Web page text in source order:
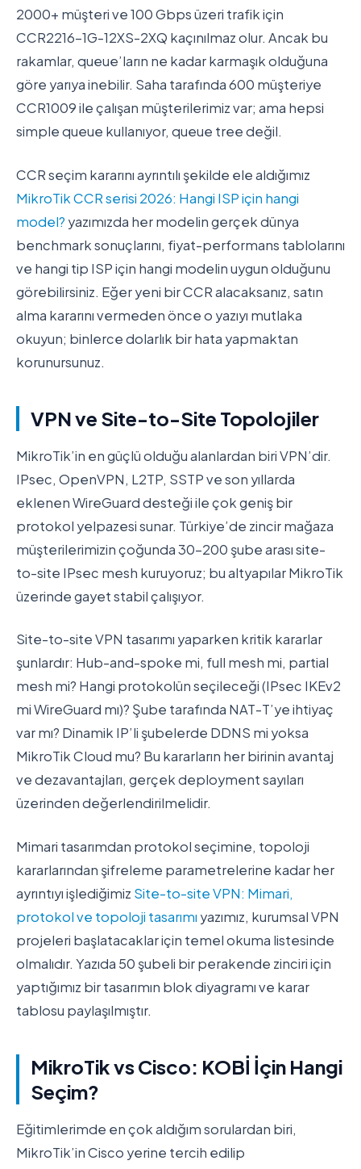
2000+ müşteri ve 100 Gbps üzeri trafik için
CCR2216-1G-12XS-2XQ kaçınılmaz olur. Ancak bu
rakamlar, queue’ların ne kadar karmaşık olduğuna
göre yarıya inebilir. Saha tarafında 600 müşteriye
CCR1009 ile çalışan müşterilerimiz var; ama hepsi
simple queue kullanıyor, queue tree değil.
CCR seçim kararını ayrıntılı şekilde ele aldığımız
MikroTik CCR serisi 2026: Hangi ISP için hangi
model? yazımızda her modelin gerçek dünya
benchmark sonuçlarını, fiyat-performans tablolarını
ve hangi tip ISP için hangi modelin uygun olduğunu
görebilirsiniz. Eğer yeni bir CCR alacaksanız, satın
alma kararını vermeden önce o yazıyı mutlaka
okuyun; binlerce dolarlık bir hata yapmaktan
korunursunuz.
VPN ve Site-to-Site Topolojiler
MikroTik’in en güçlü olduğu alanlardan biri VPN’dir.
IPsec, OpenVPN, L2TP, SSTP ve son yıllarda
eklenen WireGuard desteği ile çok geniş bir
protokol yelpazesi sunar. Türkiye’de zincir mağaza
müşterilerimizin çoğunda 30-200 şube arası site-
to-site IPsec mesh kuruyoruz; bu altyapılar MikroTik
üzerinde gayet stabil çalışıyor.
Site-to-site VPN tasarımı yaparken kritik kararlar
şunlardır: Hub-and-spoke mi, full mesh mi, partial
mesh mi? Hangi protokolün seçileceği (IPsec IKEv2
mi WireGuard mı)? Şube tarafında NAT-T’ye ihtiyaç
var mı? Dinamik IP’li şubelerde DDNS mi yoksa
MikroTik Cloud mu? Bu kararların her birinin avantaj
ve dezavantajları, gerçek deployment sayıları
üzerinden değerlendirilmelidir.
Mimari tasarımdan protokol seçimine, topoloji
kararlarından şifreleme parametrelerine kadar her
ayrıntıyı işlediğimiz Site-to-site VPN: Mimari,
protokol ve topoloji tasarımı yazımız, kurumsal VPN
projeleri başlatacaklar için temel okuma listesinde
olmalıdır. Yazıda 50 şubeli bir perakende zinciri için
yaptığımız bir tasarımın blok diyagramı ve karar
tablosu paylaşılmıştır.
MikroTik vs Cisco: KOBİ İçin Hangi
Seçim?
Eğitimlerimde en çok aldığım sorulardan biri,
MikroTik’in Cisco yerine tercih edilip